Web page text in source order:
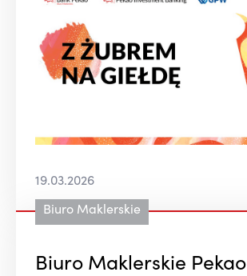
19.03.2026
Biuro Maklerskie
Biuro Maklerskie Pekao